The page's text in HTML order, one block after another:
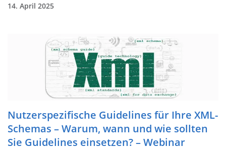
14. April 2025
Nutzerspezifische Guidelines für Ihre XML-
Schemas – Warum, wann und wie sollten
Sie Guidelines einsetzen? – Webinar